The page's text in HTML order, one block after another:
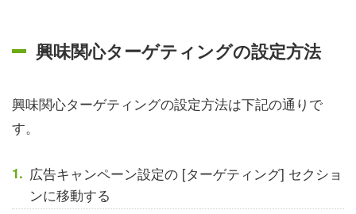
興味関心ターゲティングの設定方法
興味関心ターゲティングの設定方法は下記の通りで
す。
広告キャンペーン設定の [ターゲティング] セクショ
ンに移動する